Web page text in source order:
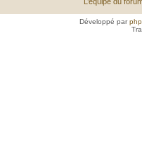
Développé par